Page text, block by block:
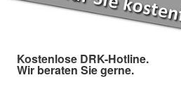
Kostenlose DRK-Hotline.
Wir beraten Sie gerne.